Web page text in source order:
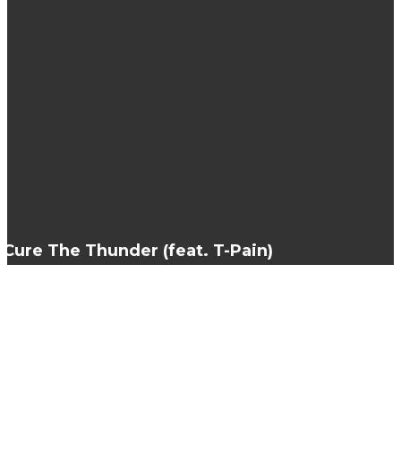
Cure The Thunder (feat. T-Pain)